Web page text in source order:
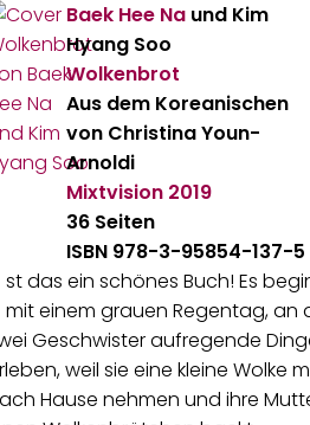
Baek Hee Na und Kim
Hyang Soo
Wolkenbrot
Aus dem Koreanischen
von Christina Youn-
Arnoldi
Mixtvision 2019
36 Seiten
ISBN 978-3-95854-137-5
st das ein schönes Buch! Es
mit einem grauen Regentag, an
Geschwister aufregende
weil sie eine kleine Wolke
Hause nehmen und ihre